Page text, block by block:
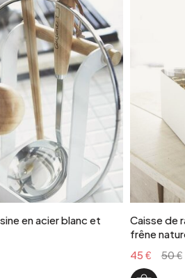
en acier blanc et
Caisse de
frêne
45 €
50 €